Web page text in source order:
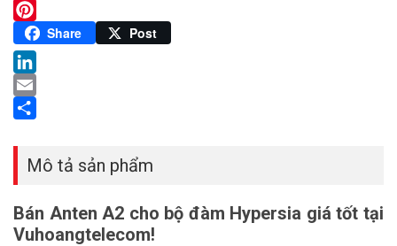
Twitter
Pinterest
Share Post
LinkedIn
Email
Mô tả sản phẩm
Bán Anten A2 cho bộ đàm Hypersia giá tốt tại
Vuhoangtelecom!